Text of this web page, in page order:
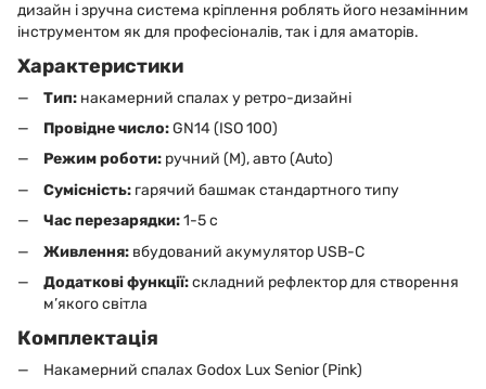
дизайн і зручна система кріплення роблять його незамінним
інструментом як для професіоналів, так і для аматорів.
Характеристики
Тип: накамерний спалах у ретро-дизайні
Провідне число:GN14 (ISO 100)
Режим роботи: ручний (M), авто (Auto)
Сумісність: гарячий башмак стандартного типу
Час перезарядки:1-5 с
Живлення: вбудований акумулятор USB-C
Додаткові функції:складний рефлектор для створення
м’якого світла
Комплектація
Накамерний спалах Godox Lux Senior (Pink)